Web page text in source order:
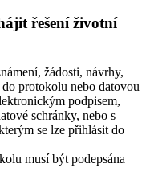
řešení životní
žádosti, návrhy,
protokolu nebo datovou
podpisem,
schránky, nebo s
se lze přihlásit do
musí být podepsána